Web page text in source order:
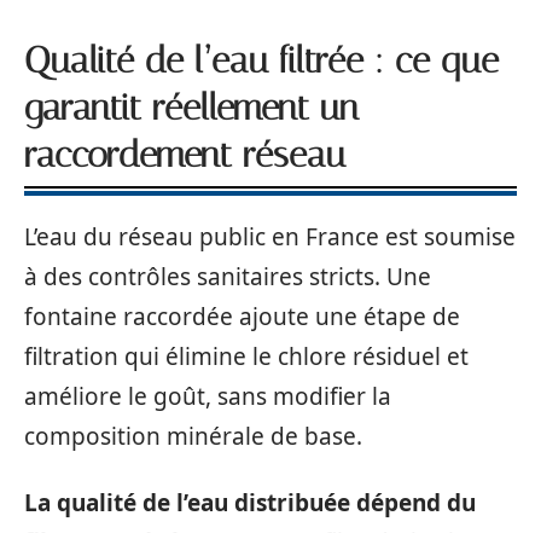
Qualité de l’eau filtrée : ce que
garantit réellement un
raccordement réseau
L’eau du réseau public en France est soumise
à des contrôles sanitaires stricts. Une
fontaine raccordée ajoute une étape de
filtration qui élimine le chlore résiduel et
améliore le goût, sans modifier la
composition minérale de base.
La qualité de l’eau distribuée dépend du